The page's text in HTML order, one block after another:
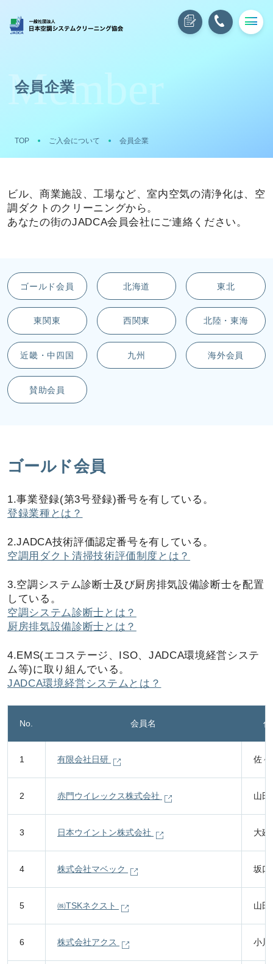
TOP ご入会について 会員企業
会員企業
ビル、商業施設、工場など、室内空気の清浄化は、空
調ダクトのクリーニングから。
あなたの街のJADCA会員会社にご連絡ください。
ゴールド会員 北海道 東北
東関東 西関東 北陸・東海
近畿・中四国 九州 海外会員
賛助会員
ゴールド会員
1.事業登録(第3号登録)番号を有している。
登録業種とは？
2.JADCA技術評価認定番号を有している。
空調用ダクト清掃技術評価制度とは？
3.空調システム診断士及び厨房排気設備診断士を配置
している。
空調システム診断士とは？
厨房排気設備診断士とは？
4.EMS(エコステージ、ISO、JADCA環境経営システ
ム等)に取り組んでいる。
JADCA環境経営システムとは？
No. 会員名
1 有限会社日研 佐々
2 赤門ウイレックス株式会社 山田
3 日本ウイントン株式会社 大廻
4 株式会社マベック 坂口
5 ㈱TSKネクスト 山
6 株式会社アクス 小川